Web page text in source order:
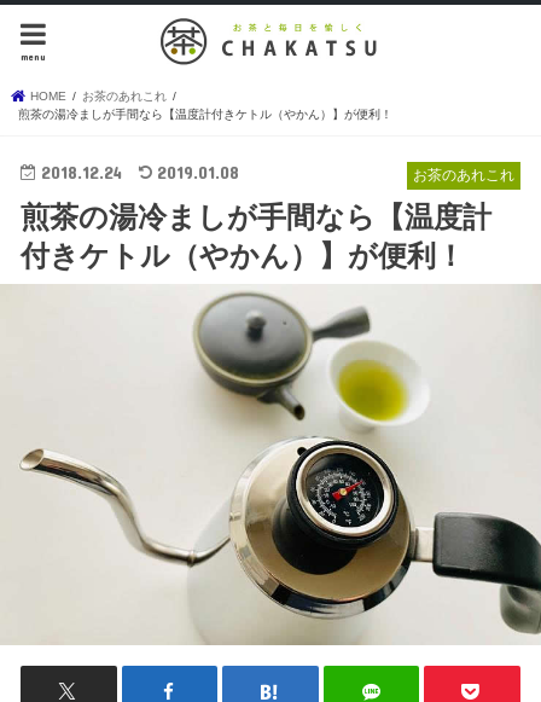
menu
HOME
お茶のあれこれ
煎茶の湯冷ましが手間なら【温度計付きケトル（やかん）】が便利！
お茶のあれこれ
2018.12.24 2019.01.08
煎茶の湯冷ましが手間なら【温度計
付きケトル（やかん）】が便利！